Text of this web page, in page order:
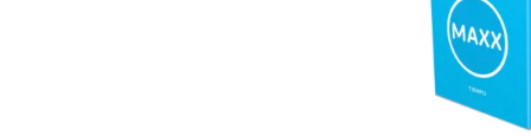
i
g
n
l